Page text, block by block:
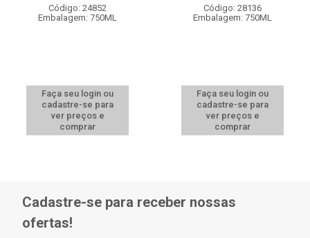
Código: 24852
Embalagem: 750ML
Faça seu login ou
cadastre-se para
ver preços e
comprar
Código: 28136
Embalagem: 750ML
Faça seu login ou
cadastre-se para
ver preços e
comprar
Cadastre-se para receber nossas
ofertas!